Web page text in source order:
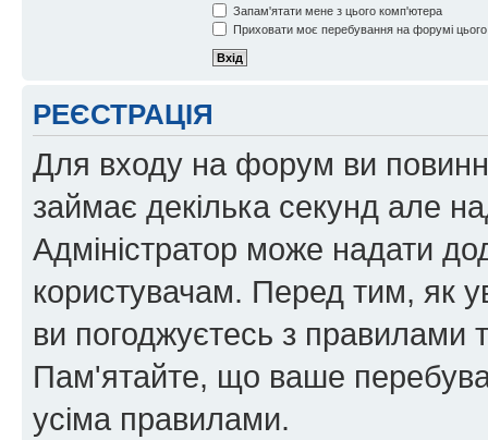
Запам'ятати мене з цього комп'ютера
Приховати моє перебування на форумі
РЕЄСТРАЦІЯ
Для входу на форум ви
займає декілька секунд але
Адміністратор може надати
користувачам. Перед тим, як
ви погоджуєтесь з правилами
Пам'ятайте, що ваше
усіма правилами.